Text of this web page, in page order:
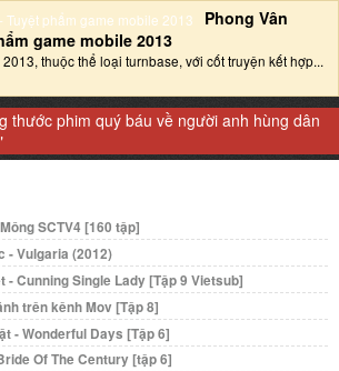
Phong Vân
game mobile 2013‎
thuộc thể loại turnbase, với cốt truyện kết hợp...
thước phim quý báu về người anh hùng dân
SCTV4 [160 tập]
- Vulgaria (2012)
- Cunning Single Lady [Tập 9 Vietsub]
trên kênh Mov [Tập 8]
- Wonderful Days [Tập 6]
Of The Century [tập 6]